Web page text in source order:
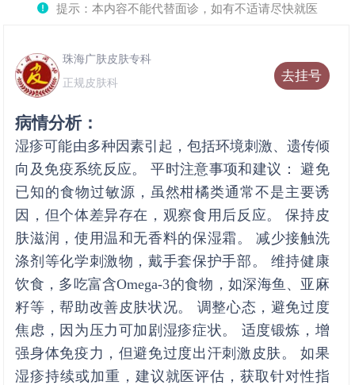
提示：本内容不能代替面诊，如有不适请尽快就医
去挂号
珠海广肤皮肤专科
正规皮肤科
病情分析：
湿疹可能由多种因素引起，包括环境刺激、遗传倾
向及免疫系统反应。 平时注意事项和建议： 避免
已知的食物过敏源，虽然柑橘类通常不是主要诱
因，但个体差异存在，观察食用后反应。 保持皮
肤滋润，使用温和无香料的保湿霜。 减少接触洗
涤剂等化学刺激物，戴手套保护手部。 维持健康
饮食，多吃富含Omega-3的食物，如深海鱼、亚麻
籽等，帮助改善皮肤状况。 调整心态，避免过度
焦虑，因为压力可加剧湿疹症状。 适度锻炼，增
强身体免疫力，但避免过度出汗刺激皮肤。 如果
湿疹持续或加重，建议就医评估，获取针对性指